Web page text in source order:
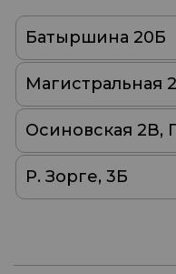
Батыршина 20Б
Магистральная
Осиновская 2В,
Р. Зорге, 3Б